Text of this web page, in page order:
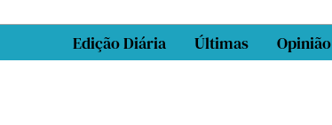
Edição Diária Últimas Opinião